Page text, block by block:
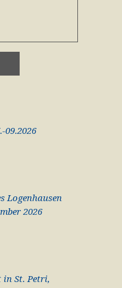
09.2026
Logenhausen
2026
St. Petri,